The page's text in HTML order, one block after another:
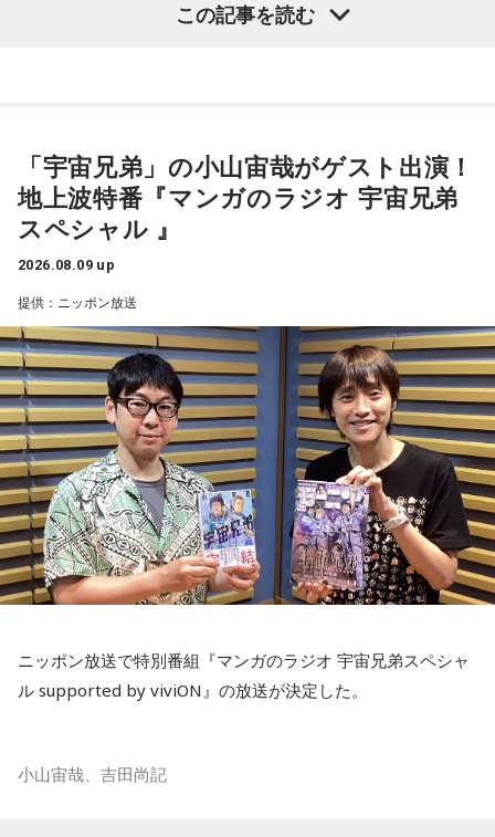
子どもの頃に見上げた夜空、友達と過ごした時間、そして大
今回紹介されたのは、ラジオネーム「雪見だいふく」さんか
ら届いたStory。
タリウムを見ることを楽しみにしていたという思い出から始
まります。
小学4年生の頃、隣の席だった友人K君から「誕生日に天体望
遠鏡を買ってもらったから、夏休みに泊まりにおいでよ」と
誘われたことが、大切な記憶として残っているそうです。
友人たちと夜更かしをしながら、大きな天体望遠鏡で眺めた
星空。
「あれが北斗七星」「あっちが○○座だよ」と目を輝かせなが
られました。
その後、K君のお父さんに連れて行ってもらった清里で見た星
この記事を読む
「宇宙兄弟」の小山宙哉がゲスト出演！
地上波特番『マンガのラジオ 宇宙兄弟
スペシャル 』
2026.08.09 up
提供：ニッポン放送
ニッポン放送で特別番組『マンガのラジオ 宇宙兄弟スペシャ
ル supported by viviON』の放送が決定した。
小山宙哉、吉田尚記